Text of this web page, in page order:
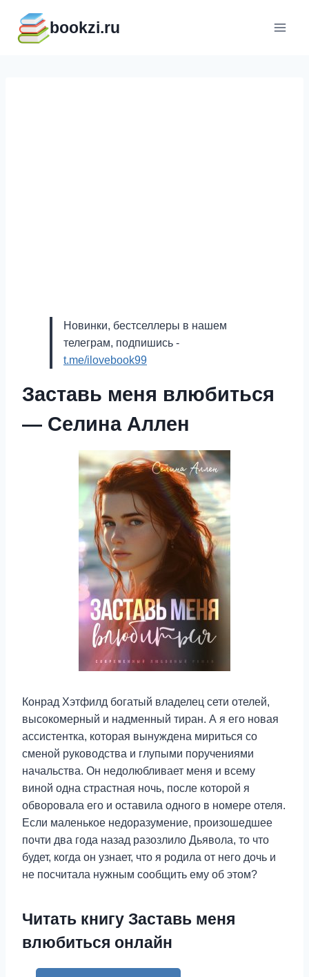
содержимому
bookzi.ru
Новинки, бестселлеры в нашем
телеграм, подпишись -
t.me/ilovebook99
Заставь меня влюбиться
— Селина Аллен
Конрад Хэтфилд богатый владелец сети отелей,
высокомерный и надменный тиран. А я его новая
ассистентка, которая вынуждена мириться со
сменой руководства и глупыми поручениями
начальства. Он недолюбливает меня и всему
виной одна страстная ночь, после которой я
обворовала его и оставила одного в номере отеля.
Если маленькое недоразумение, произошедшее
почти два года назад разозлило Дьявола, то что
будет, когда он узнает, что я родила от него дочь и
не посчитала нужным сообщить ему об этом?
Читать книгу Заставь меня
влюбиться онлайн